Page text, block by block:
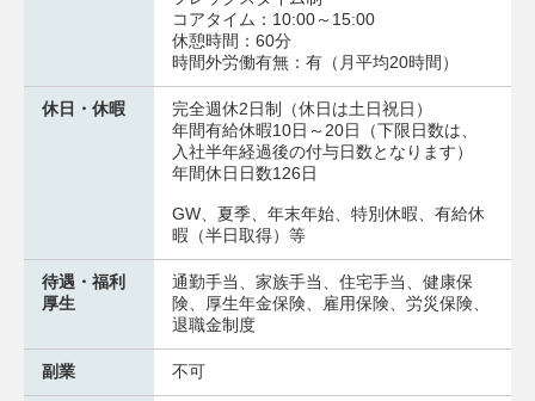
コアタイム：10:00～15:00
休憩時間：60分
時間外労働有無：有（月平均20時間）
休日・休暇
完全週休2日制（休日は土日祝日）
年間有給休暇10日～20日（下限日数は、
入社半年経過後の付与日数となります）
年間休日日数126日
GW、夏季、年末年始、特別休暇、有給休
暇（半日取得）等
待遇・福利
厚生
通勤手当、家族手当、住宅手当、健康保
険、厚生年金保険、雇用保険、労災保険、
退職金制度
副業 不可